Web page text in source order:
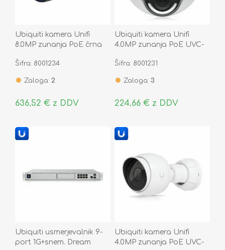
Ubiquiti kamera Unifi
8.0MP zunanja PoE črna
Šifra: 8001234
Zaloga: 2
636,52 € z DDV
Ubiquiti kamera Unifi
4.0MP zunanja PoE UVC-
Šifra: 8001231
Zaloga: 3
224,66 € z DDV
Ubiquiti usmerjevalnik 9-
port 1G+snem. Dream
Ubiquiti kamera Unifi
4.0MP zunanja PoE UVC-